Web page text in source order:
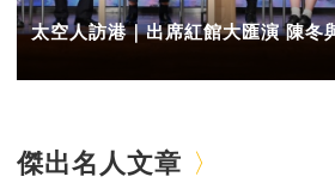
太空人訪港｜出席紅館大匯演 陳冬
傑出名人文章